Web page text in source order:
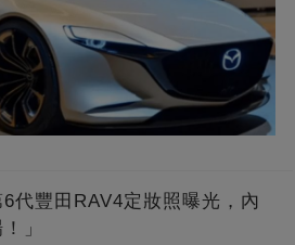
6代豐田RAV4定妝照曝光，內
」